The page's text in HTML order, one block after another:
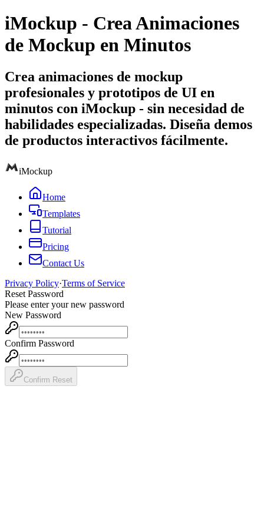
iMockup - Crea Animaciones
de Mockup en Minutos
Crea animaciones de mockup
profesionales y prototipos de UI en
minutos con iMockup - sin necesidad de
habilidades especializadas. Diseña demos
de productos interactivos fácilmente.
iMockup
Home
Templates
Tutorial
Pricing
Contact Us
Privacy Policy·Terms of Service
Reset Password
Please enter your new password
New Password
Confirm Password
Confirm Reset